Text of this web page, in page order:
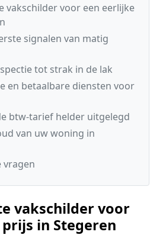
vakschilder voor een eerlijke
signalen van matig
tot strak in de lak
en betaalbare diensten voor
btw-tarief helder uitgelegd
van uw woning in
vragen
vakschilder voor
in Stegeren